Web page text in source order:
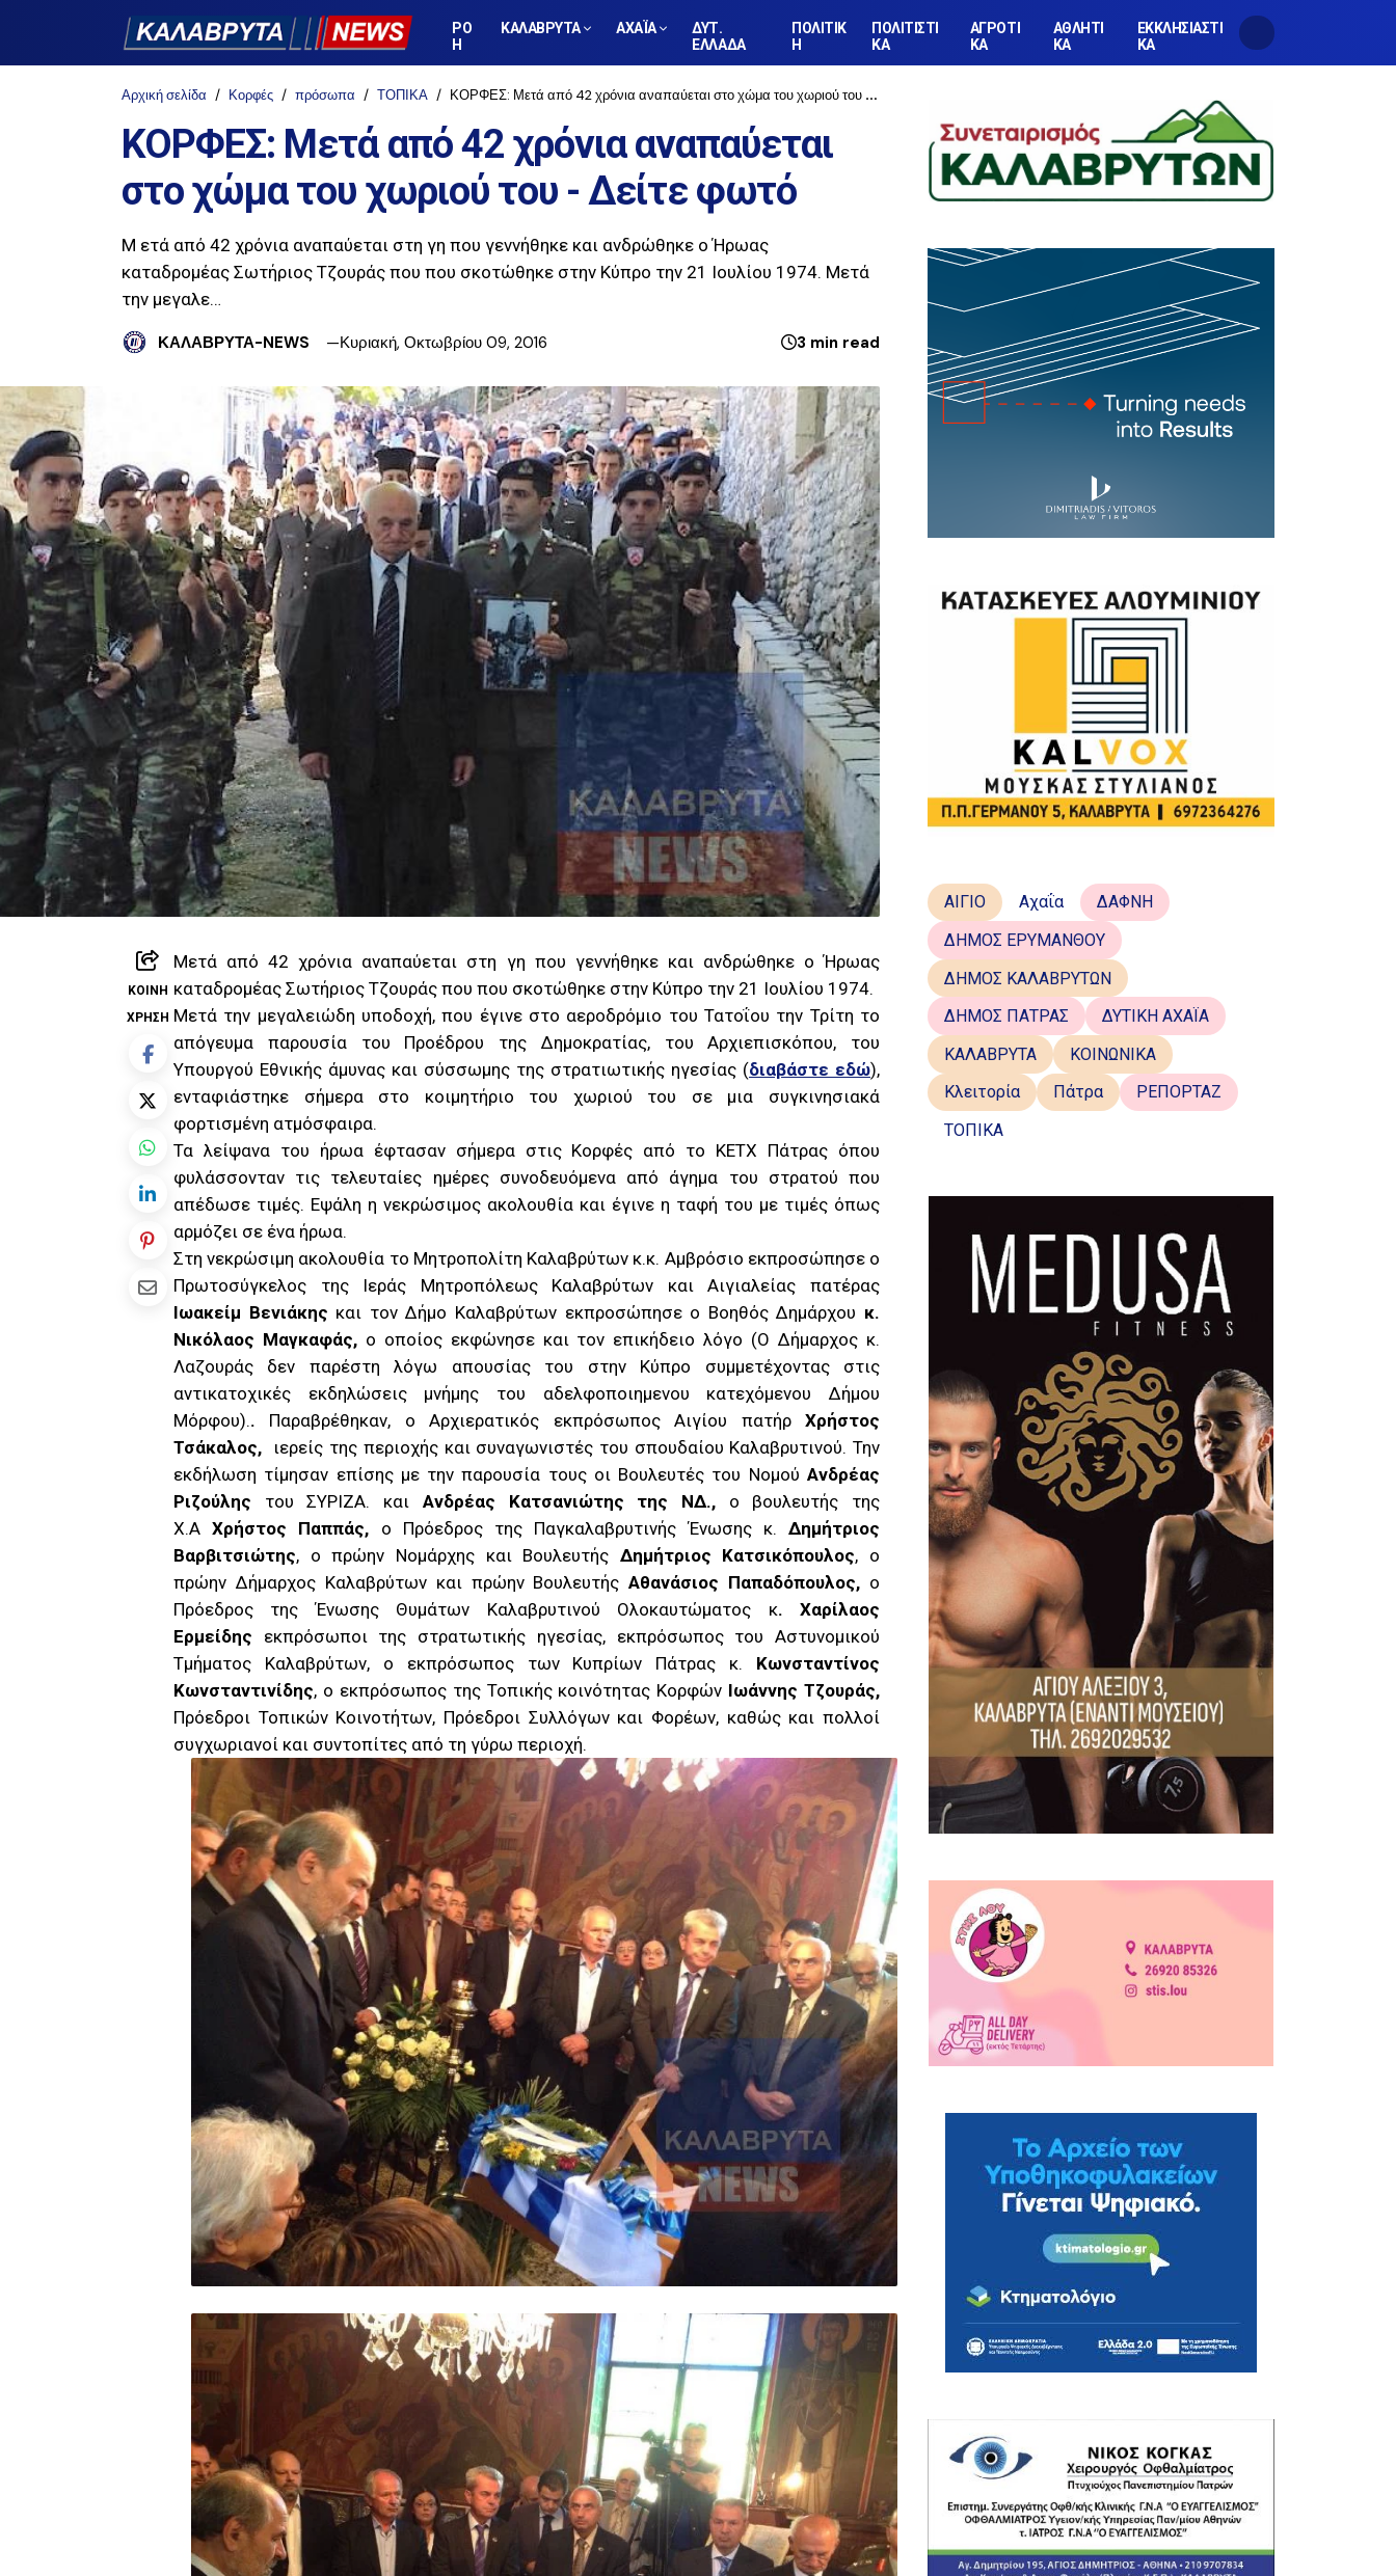
ΡΟ
Η
ΚΑΛΑΒΡΥΤΑ ΑΧΑΪΑ
ΔΥΤ.
ΕΛΛΑΔΑ
ΠΟΛΙΤΙΚ
Η
ΠΟΛΙΤΙΣΤΙ
ΚΑ
ΑΓΡΟΤΙ
ΚΑ
ΑΘΛΗΤΙ
ΚΑ
ΕΚΚΛΗΣΙΑΣΤΙ
ΚΑ
Αρχική σελίδα Κορφές πρόσωπα ΤΟΠΙΚΑ ΚΟΡΦΕΣ: Μετά από 42 χρόνια αναπαύεται στο χώμα του χωριού του - Δείτε φωτό
ΚΟΡΦΕΣ: Μετά από 42 χρόνια αναπαύεται
στο χώμα του χωριού του - Δείτε φωτό
M ετά από 42 χρόνια αναπαύεται στη γη που γεννήθηκε και ανδρώθηκε ο Ήρωας
καταδρομέας Σωτήριος Τζουράς που που σκοτώθηκε στην Κύπρο την 21 Ιουλίου 1974. Μετά
την μεγαλε…
ΚΑΛΑΒΡΥΤΑ-NEWS Κυριακή, Οκτωβρίου 09, 2016 3 min read
ΚΟΙΝΉ
ΧΡΉΣΗ
Mετά από 42 χρόνια αναπαύεται στη γη που γεννήθηκε και ανδρώθηκε ο Ήρωας
καταδρομέας Σωτήριος Τζουράς που που σκοτώθηκε στην Κύπρο την 21 Ιουλίου 1974.
Μετά την μεγαλειώδη υποδοχή, που έγινε στο αεροδρόμιο του Τατοΐου την Τρίτη το
απόγευμα παρουσία του Προέδρου της Δημοκρατίας, του Αρχιεπισκόπου, του
Υπουργού Εθνικής άμυνας και σύσσωμης της στρατιωτικής ηγεσίας (διαβάστε εδώ),
ενταφιάστηκε σήμερα στο κοιμητήριο του χωριού του σε μια συγκινησιακά
φορτισμένη ατμόσφαιρα.
Τα λείψανα του ήρωα έφτασαν σήμερα στις Κορφές από το ΚΕΤΧ Πάτρας όπου
φυλάσσονταν τις τελευταίες ημέρες συνοδευόμενα από άγημα του στρατού που
απέδωσε τιμές. Εψάλη η νεκρώσιμος ακολουθία και έγινε η ταφή του με τιμές όπως
αρμόζει σε ένα ήρωα.
Στη νεκρώσιμη ακολουθία το Μητροπολίτη Καλαβρύτων κ.κ. Αμβρόσιο εκπροσώπησε ο
Πρωτοσύγκελος της Ιεράς Μητροπόλεως Καλαβρύτων και Αιγιαλείας πατέρας
Ιωακείμ Βενιάκης και τον Δήμο Καλαβρύτων εκπροσώπησε ο Βοηθός Δημάρχου κ.
Νικόλαος Μαγκαφάς,ο οποίος εκφώνησε και τον επικήδειο λόγο (Ο Δήμαρχος κ.
Λαζουράς δεν παρέστη λόγω απουσίας του στην Κύπρο συμμετέχοντας στις
αντικατοχικές εκδηλώσεις μνήμης του αδελφοποιημενου κατεχόμενου Δήμου
Μόρφου).. Παραβρέθηκαν, ο Αρχιερατικός εκπρόσωπος Αιγίου πατήρ Χρήστος
Τσάκαλος,
ιερείς της περιοχής και συναγωνιστές του σπουδαίου Καλαβρυτινού. Την
εκδήλωση τίμησαν επίσης με την παρουσία τους οι Βουλευτές του Νομού Ανδρέας
Ριζούλης του ΣΥΡΙΖΑ. και Ανδρέας Κατσανιώτης της ΝΔ., ο βουλευτής της
Χ.ΑΧρήστος Παππάς, ο Πρόεδρος της Παγκαλαβρυτινής Ένωσης κ. Δημήτριος
Βαρβιτσιώτης, ο πρώην Νομάρχης και Βουλευτής Δημήτριος Κατσικόπουλος, ο
πρώην Δήμαρχος Καλαβρύτων και πρώην ΒουλευτήςΑθανάσιος Παπαδόπουλος, ο
Πρόεδρος της Ένωσης Θυμάτων Καλαβρυτινού Ολοκαυτώματος κ. Χαρίλαος
Ερμείδης εκπρόσωποι της στρατωτικής ηγεσίας, εκπρόσωπος του Αστυνομικού
Τμήματος Καλαβρύτων, ο εκπρόσωπος των Κυπρίων Πάτρας κ. Κωνσταντίνος
Κωνσταντινίδης, ο εκπρόσωπος της Τοπικής κοινότητας Κορφών Ιωάννης Τζουράς,
Πρόεδροι Τοπικών Κοινοτήτων, Πρόεδροι Συλλόγων και Φορέων, καθώς και πολλοί
συγχωριανοί και συντοπίτες από τη γύρω περιοχή.
ΑΙΓΙΟ Αχαΐα
ΔΑΦΝΗ
ΔΗΜΟΣ ΕΡΥΜΑΝΘΟΥ
ΔΗΜΟΣ ΚΑΛΑΒΡΥΤΩΝ
ΔΗΜΟΣ ΠΑΤΡΑΣ
ΔΥΤΙΚΗ ΑΧΑΪΑ
ΚΑΛΑΒΡΥΤΑ
ΚΟΙΝΩΝΙΚΑ
Κλειτορία
Πάτρα
ΡΕΠΟΡΤΑΖ
ΤΟΠΙΚΑ